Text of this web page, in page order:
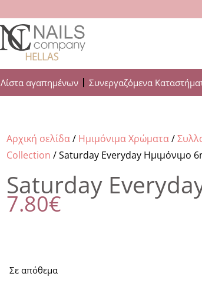
Λίστα αγαπημένων Συνεργαζόμενα
Αρχική σελίδα/ Ημιμόνιμα Χρώματα/
Collection / Saturday Everyday Ημιμόνιμο
Saturday
7.80€
Σε απόθεμα